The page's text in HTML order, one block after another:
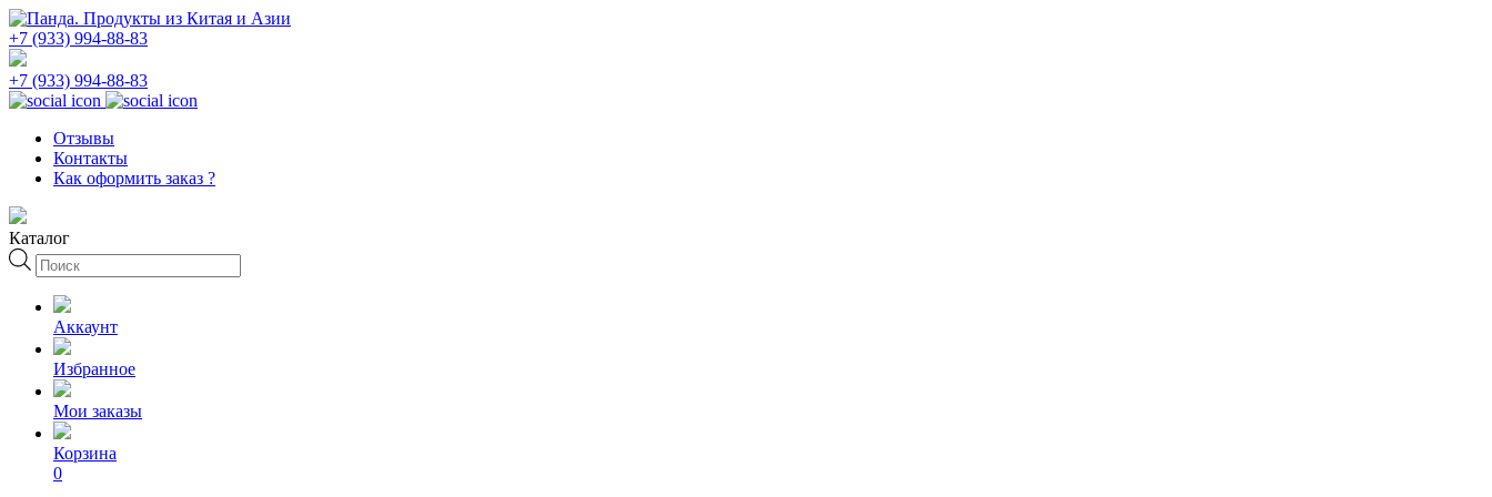
+7 (933) 994-88-83
+7 (933) 994-88-83
Отзывы
Контакты
Как оформить заказ ?
Каталог
Поиск
товаров
Аккаунт
Избранное
Мои заказы
Корзина
0